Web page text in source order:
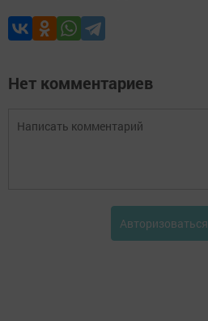
Нет комментариев
Авторизоваться